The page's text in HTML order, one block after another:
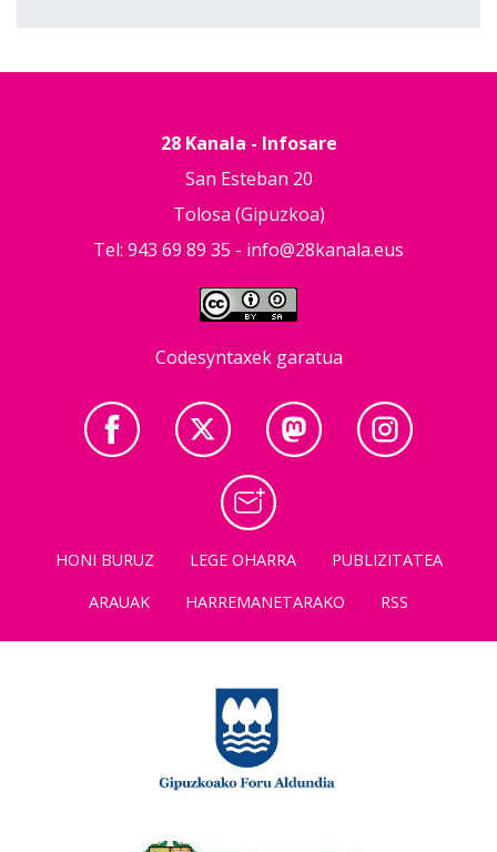
28 Kanala - Infosare
San Esteban 20
Tolosa (Gipuzkoa)
Tel: 943 69 89 35 - info@28kanala.eus
Codesyntaxek garatua
HONI BURUZ LEGE OHARRA
PUBLIZITATEA
ARAUAK
HARREMANETARAKO RSS